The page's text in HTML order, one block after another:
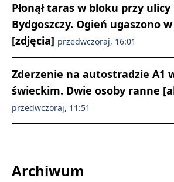
Płonął taras w bloku przy
Bydgoszczy. Ogień ugaszono
[zdjęcia] przedwczoraj, 16:01
Zderzenie na autostradzie A1
świeckim. Dwie osoby ranne
przedwczoraj, 11:51
Archiwum